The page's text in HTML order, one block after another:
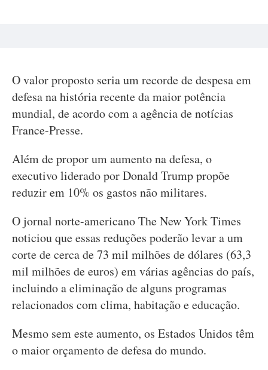
O valor proposto seria um recorde de despesa em
defesa na história recente da maior potência
mundial, de acordo com a agência de notícias
France-Presse.
Além de propor um aumento na defesa, o
executivo liderado por Donald Trump propõe
reduzir em 10% os gastos não militares.
O jornal norte-americano The New York Times
noticiou que essas reduções poderão levar a um
corte de cerca de 73 mil milhões de dólares (63,3
mil milhões de euros) em várias agências do país,
incluindo a eliminação de alguns programas
relacionados com clima, habitação e educação.
Mesmo sem este aumento, os Estados Unidos têm
o maior orçamento de defesa do mundo.